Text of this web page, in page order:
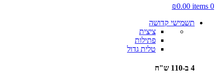
0
items
₪0.00
תשמישי קדושה
ציצית
פתילות
טלית גדול
4 ב-110 ש"ח